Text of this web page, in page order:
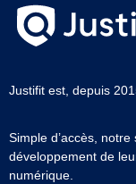
Justifit est, depuis
Simple d’accès,
développement de
numérique.